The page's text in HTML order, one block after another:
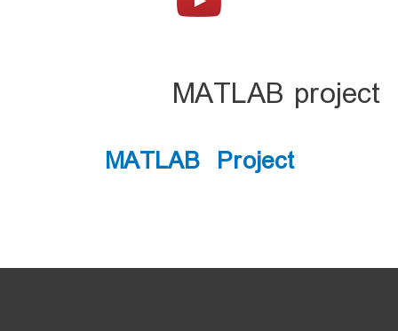
MATLAB project
MATLAB Project